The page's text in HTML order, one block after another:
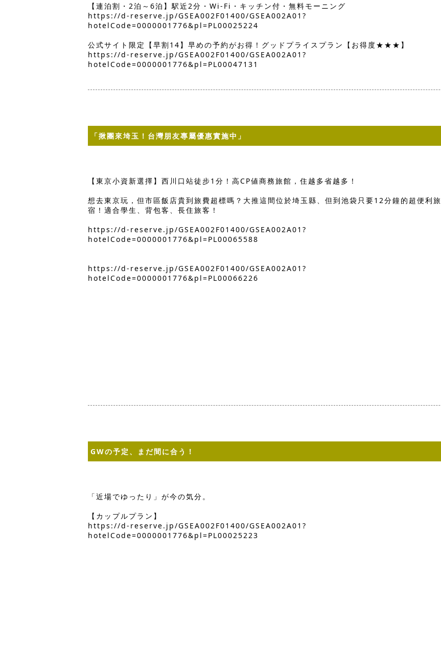
【連泊割・2泊～6泊】駅近2分・Wi-Fi・キッチン付・無料モーニング
https://d-reserve.jp/GSEA002F01400/GSEA002A01?
hotelCode=0000001776&pl=PL00025224
公式サイト限定【早割14】早めの予約がお得！グッドプライスプラン【お得度★★★】
https://d-reserve.jp/GSEA002F01400/GSEA002A01?
hotelCode=0000001776&pl=PL00047131
「揪團來埼玉！台灣朋友專屬優惠實施中」
【東京小資新選擇】西川口站徒步1分！高CP値商務旅館，住越多省越多！
想去東京玩，但市區飯店貴到旅費超標嗎？大推這間位於埼玉縣、但到池袋只要12分鐘的超便利旅
宿！適合學生、背包客、長住旅客！
https://d-reserve.jp/GSEA002F01400/GSEA002A01?
hotelCode=0000001776&pl=PL00065588
https://d-reserve.jp/GSEA002F01400/GSEA002A01?
hotelCode=0000001776&pl=PL00066226
GWの予定、まだ間に合う！
「近場でゆったり」が今の気分。
【カップルプラン】
https://d-reserve.jp/GSEA002F01400/GSEA002A01?
hotelCode=0000001776&pl=PL00025223